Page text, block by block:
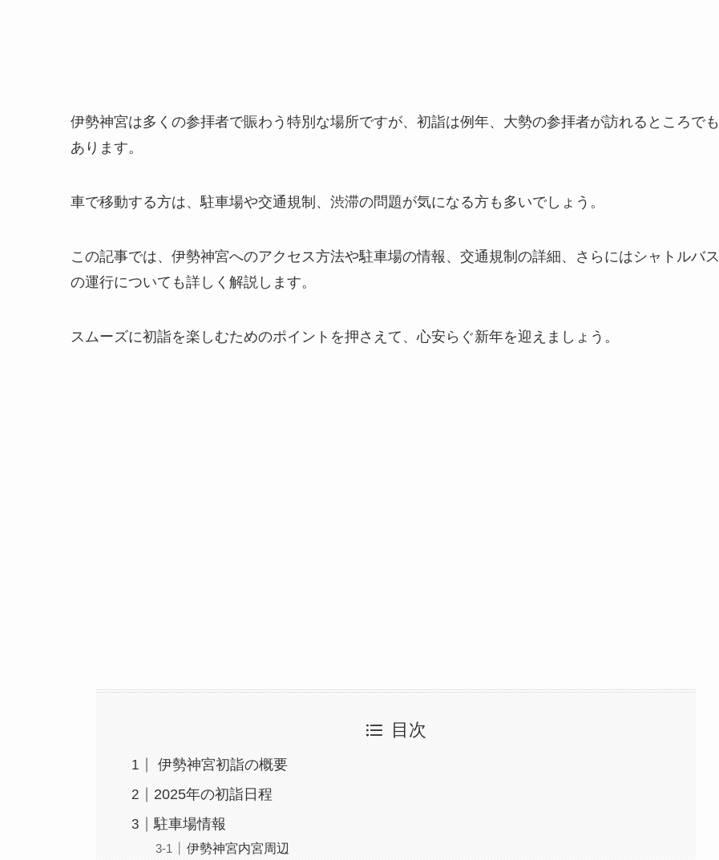
伊勢神宮は多くの参拝者で賑わう特別な場所ですが、初詣は例年、大勢の参拝者が訪れるところでも
あります。
車で移動する方は、駐車場や交通規制、渋滞の問題が気になる方も多いでしょう。
この記事では、伊勢神宮へのアクセス方法や駐車場の情報、交通規制の詳細、さらにはシャトルバス
の運行についても詳しく解説します。
スムーズに初詣を楽しむためのポイントを押さえて、心安らぐ新年を迎えましょう。
目次
伊勢神宮初詣の概要
2025年の初詣日程
駐車場情報
伊勢神宮内宮周辺